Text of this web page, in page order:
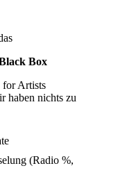
Box
for Artists
haben nichts zu
(Radio %,